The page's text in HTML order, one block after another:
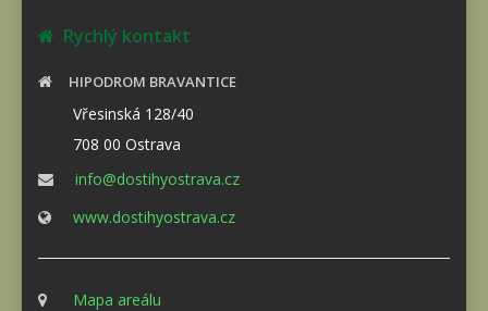
Rychlý kontakt
HIPODROM BRAVANTICE
Vřesinská 128/40
708 00 Ostrava
info@dostihyostrava.cz
www.dostihyostrava.cz
Mapa areálu